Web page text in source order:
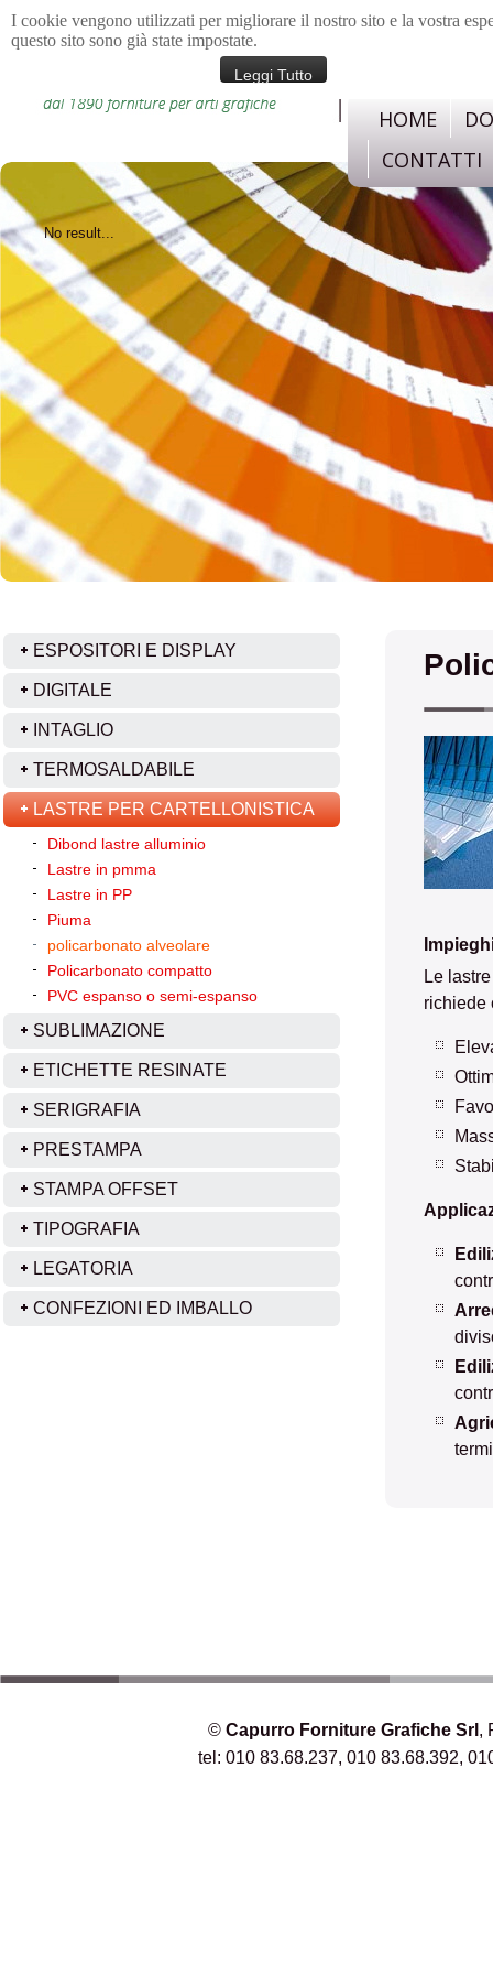
I cookie vengono utilizzati per migliorare il nostro sito e la vostra
questo sito sono già state impostate.
Leggi Tutto
HOME
CONTATTI
No result...
ESPOSITORI E DISPLAY
DIGITALE
INTAGLIO
TERMOSALDABILE
LASTRE PER CARTELLONISTICA
Dibond lastre alluminio
Lastre in pmma
Lastre in PP
Piuma
policarbonato alveolare
Policarbonato compatto
PVC espanso o semi-espanso
SUBLIMAZIONE
ETICHETTE RESINATE
SERIGRAFIA
PRESTAMPA
STAMPA OFFSET
TIPOGRAFIA
LEGATORIA
CONFEZIONI ED IMBALLO
Le
richiede
© Capurro Forniture Grafiche Srl ,
tel: 010 83.68.237, 010 83.68.392,